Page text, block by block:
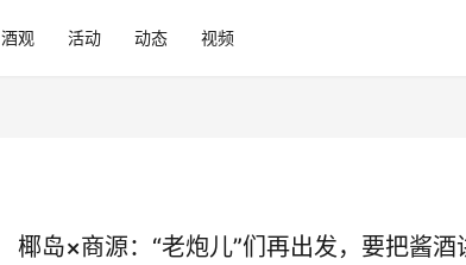
酒观 活动 动态 视频
椰岛×商源：“老炮儿”们再出发，要把酱酒